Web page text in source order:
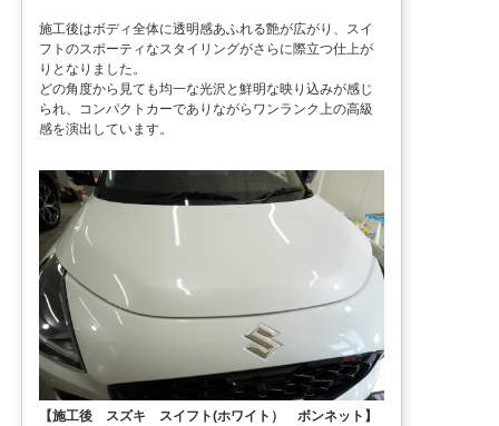
施工後はボディ全体に透明感あふれる艶が広がり、スイ
フトのスポーティなスタイリングがさらに際立つ仕上が
りとなりました。
どの角度から見ても均一な光沢と鮮明な映り込みが感じ
られ、コンパクトカーでありながらワンランク上の高級
感を演出しています。
【施工後 スズキ スイフト(ホワイト） ボンネット】